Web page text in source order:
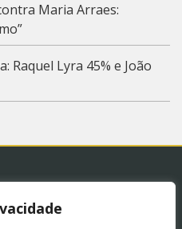
Maria Arraes:
Raquel Lyra 45% e João